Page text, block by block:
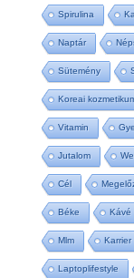
Spirulina
Naptár
Sütemény
Koreai
Vitamin
Jutalom
Cél
Béke Kávé
Mlm Karrier
Laptoplifestyle